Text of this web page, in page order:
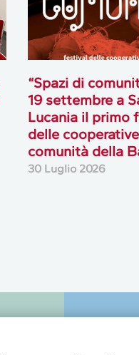
“Spazi di
19 settembre a
Lucania il primo
delle
comunità della
30 Luglio 2026